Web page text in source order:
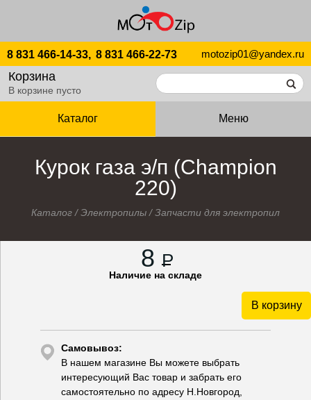
8 831 466-14-33, 8 831 466-22-73 motozip01@yandex.ru
Корзина
В корзине пусто
Каталог Меню
Курок газа э/п (Champion
220)
Каталог /Электропилы /Запчасти для электропил
8 P
Наличие на складе
В корзину
Самовывоз:
В нашем магазине Вы можете выбрать
интересующий Вас товар и забрать его
самостоятельно по адресу Н.Новгород,